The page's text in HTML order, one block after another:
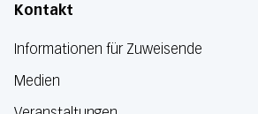
Kontakt
Informationen für Zuweisende
Medien